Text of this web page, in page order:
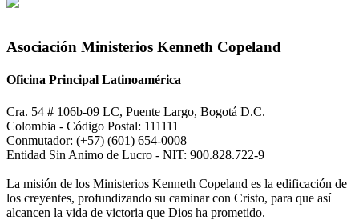
Asociación Ministerios Kenneth Copeland
Oficina Principal Latinoamérica
Cra. 54 # 106b-09 LC, Puente Largo, Bogotá D.C.
Colombia - Código Postal: 111111
Conmutador: (+57) (601) 654-0008
Entidad Sin Animo de Lucro - NIT: 900.828.722-9
La misión de los Ministerios Kenneth Copeland es la edificación de
los creyentes, profundizando su caminar con Cristo, para que así
alcancen la vida de victoria que Dios ha prometido.